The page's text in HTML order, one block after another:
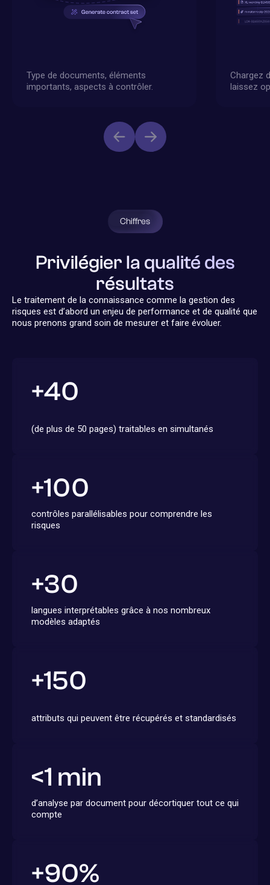
Type de documents, éléments
importants, aspects à contrôler.
Chargez
laissez
Chiffres
Privilégier la qualité des
résultats
Le traitement de la connaissance comme la gestion des
risques est d’abord un enjeu de performance et de qualité que
nous prenons grand soin de mesurer et faire évoluer.
+40
(de plus de 50 pages) traitables en simultanés
+100
contrôles parallélisables pour comprendre les
risques
+30
langues interprétables grâce à nos nombreux
modèles adaptés
+150
attributs qui peuvent être récupérés et standardisés
<1 min
d’analyse par document pour décortiquer tout ce qui
compte
+90%